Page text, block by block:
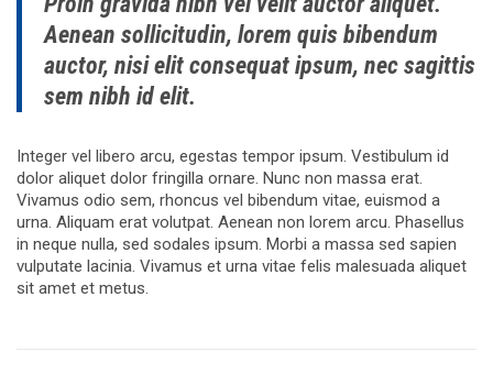
Aenean sollicitudin, lorem quis bibendum
auctor, nisi elit consequat ipsum, nec sagittis
sem nibh id elit.
Integer vel libero arcu, egestas tempor ipsum. Vestibulum id
dolor aliquet dolor fringilla ornare. Nunc non massa erat.
Vivamus odio sem, rhoncus vel bibendum vitae, euismod a
urna. Aliquam erat volutpat. Aenean non lorem arcu. Phasellus
in neque nulla, sed sodales ipsum. Morbi a massa sed sapien
vulputate lacinia. Vivamus et urna vitae felis malesuada aliquet
sit amet et metus.